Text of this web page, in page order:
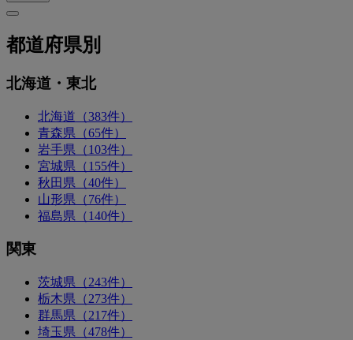
都道府県別
北海道・東北
北海道（383件）
青森県（65件）
岩手県（103件）
宮城県（155件）
秋田県（40件）
山形県（76件）
福島県（140件）
関東
茨城県（243件）
栃木県（273件）
群馬県（217件）
埼玉県（478件）